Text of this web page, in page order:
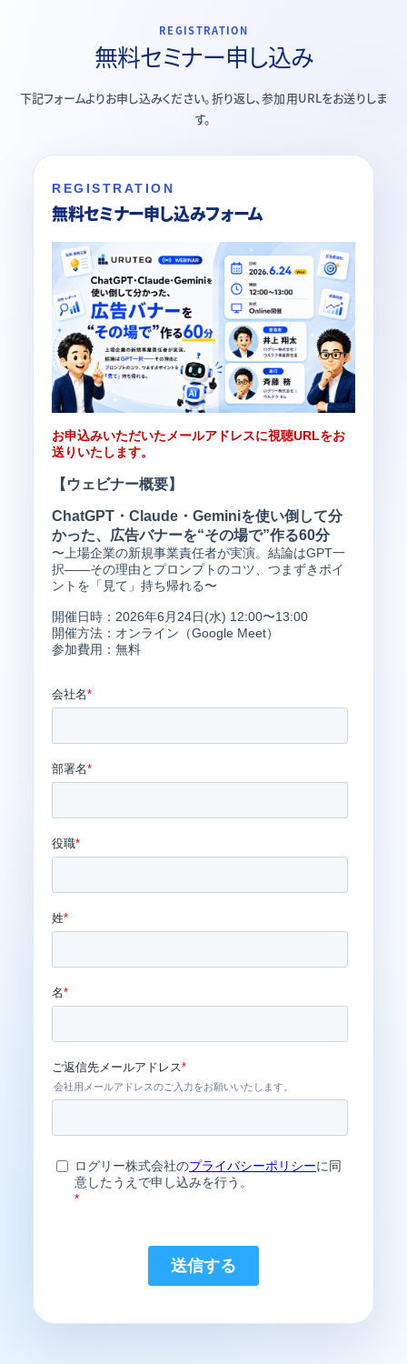
REGISTRATION
無料セミナー申し込み
下記フォームよりお申し込みください。折り返し、参加用URLをお送りしま
す。
REGISTRATION
無料セミナー申し込みフォーム